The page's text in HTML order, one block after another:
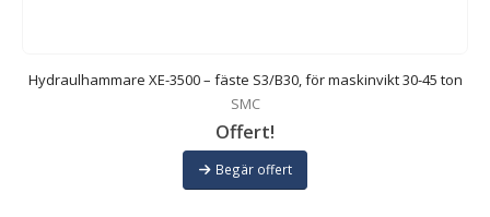
Hydraulhammare XE-3500 – fäste S3/B30, för maskinvikt 30-45 ton
SMC
Offert!
Begär offert